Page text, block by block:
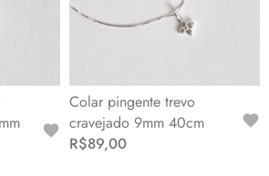
Colar pingente trevo
cravejado 9mm 40cm
R$89,00